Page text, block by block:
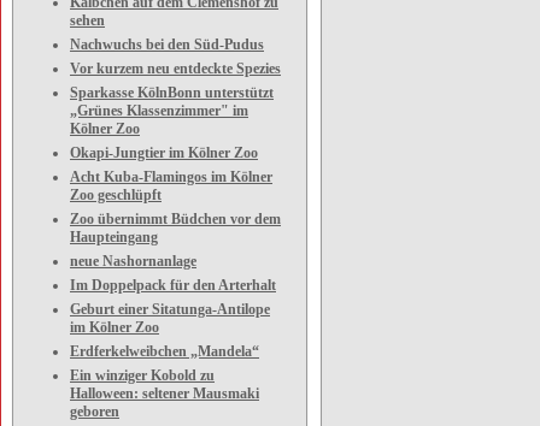
sehen
Nachwuchs bei den Süd-Pudus
Vor kurzem neu entdeckte Spezies
Sparkasse KölnBonn unterstützt
„Grünes Klassenzimmer" im
Kölner Zoo
Okapi-Jungtier im Kölner Zoo
Acht Kuba-Flamingos im Kölner
Zoo geschlüpft
Zoo übernimmt Büdchen vor dem
Haupteingang
neue Nashornanlage
Im Doppelpack für den Arterhalt
Geburt einer Sitatunga-Antilope
im Kölner Zoo
Erdferkelweibchen „Mandela“
Ein winziger Kobold zu
Halloween: seltener Mausmaki
geboren